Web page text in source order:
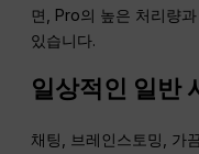
면, Pro의 높은 처리량
있습니다.
일상적인 일반
채팅, 브레인스토밍, 가